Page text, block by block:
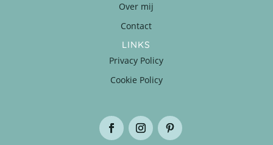
Over mij
Contact
LINKS
Privacy Policy
Cookie Policy